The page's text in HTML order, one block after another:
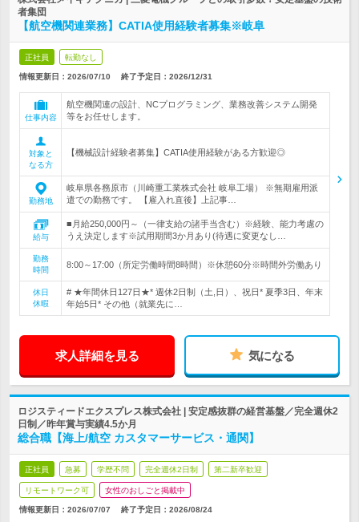
者集団
【航空機関連業務】CATIA使用経験者募集※岐阜
正社員 転勤なし
情報更新日：2026/07/10 終了予定日： 2026/12/31
仕事内容
航空機関連の設計、NCプログラミング、業務改善システム開発
等をお任せします。
対象と
なる方
【機械設計経験者募集】CATIA使用経験がある方歓迎◎
勤務地
岐阜県各務原市（川崎重工業株式会社 岐阜工場） ※無期雇用派
遣での勤務です。 【雇入れ直後】上記事…
給与
■月給250,000円～（一律支給の諸手当含む）※経験、能力考慮の
うえ決定します※試用期間3か月あり(待遇に変更なし…
勤務
時間
8:00～17:00（所定労働時間8時間）※休憩60分※時間外労働あり
休日
休暇
# ★年間休日127日★* 週休2日制（土,日）、祝日* 夏季3日、年末
年始5日* その他（就業先に…
求人詳細を見る 気になる
ロジスティードエクスプレス株式会社 | 安定感抜群の経営基盤／完全週休2
日制／昨年賞与実績4.5か月
総合職【海上/航空 カスタマーサービス・通関】
正社員 急募 学歴不問 完全週休2日制 第二新卒歓迎
リモートワーク可 女性のおしごと掲載中
情報更新日：2026/07/07 終了予定日： 2026/08/24